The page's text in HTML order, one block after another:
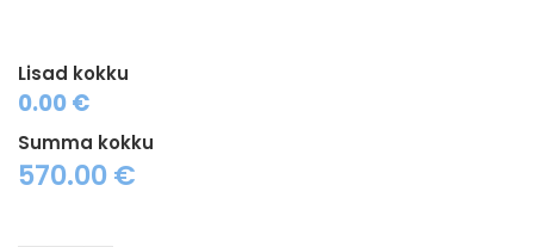
Lisad kokku
0.00 €
Summa kokku
570.00€